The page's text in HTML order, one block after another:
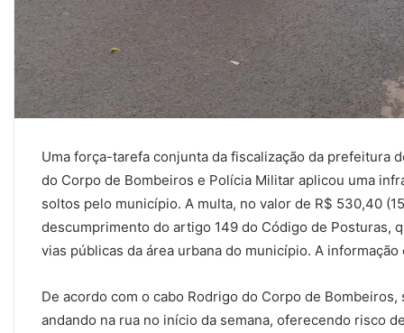
Uma força-tarefa conjunta da fiscalização da prefeitura
do Corpo de Bombeiros e Polícia Militar aplicou uma
soltos pelo município. A multa, no valor de R$ 530,40
descumprimento do artigo 149 do Código de Posturas,
vias públicas da área urbana do município. A informação
De acordo com o cabo Rodrigo do Corpo de
andando na rua no início da semana, oferecendo risco